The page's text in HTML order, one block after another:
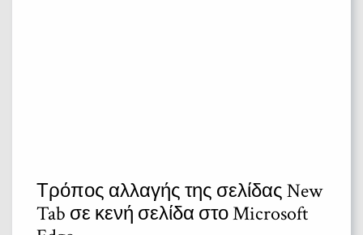
Τρόπος αλλαγής της σελίδας New
Tab σε κενή σελίδα στο Microsoft